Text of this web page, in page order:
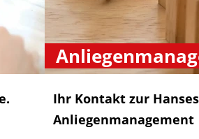
Ihr Kontakt zur
Anliegenmanagement